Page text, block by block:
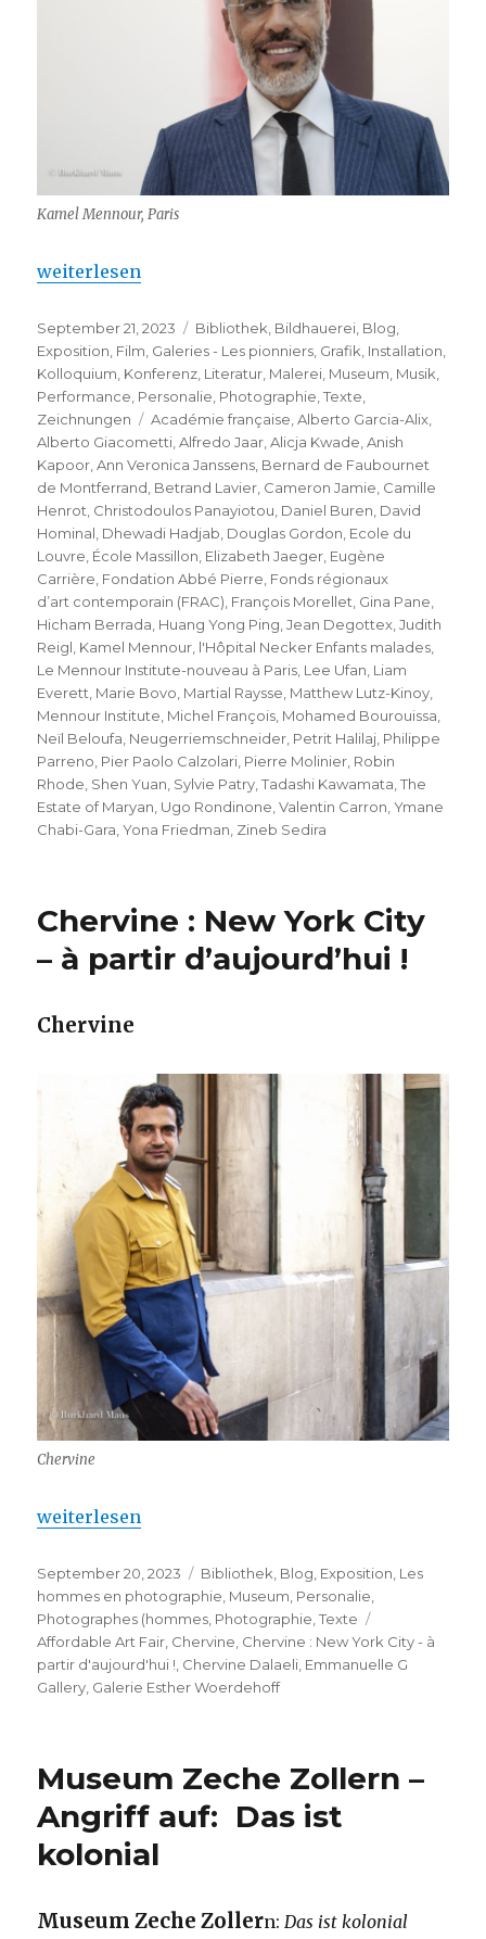
Kamel Mennour, Paris
„Le Mennour Institute – nouveau à Paris“
weiterlesen
Veröffentlicht
am
September 21, 2023 Kategorien
Bibliothek, Bildhauerei, Blog,
Exposition, Film, Galeries - Les pionniers, Grafik, Installation,
Kolloquium, Konferenz, Literatur, Malerei, Museum, Musik,
Performance, Personalie, Photographie,Texte,
Zeichnungen
Schlagwörter
Académie française,Alberto Garcia-Alix,
Alberto Giacometti,Alfredo Jaar,Alicja Kwade,Anish
Kapoor,Ann Veronica Janssens, Bernard de Faubournet
de Montferrand, Betrand Lavier, Cameron Jamie, Camille
Henrot, Christodoulos Panayiotou, Daniel Buren, David
Hominal, Dhewadi Hadjab, Douglas Gordon, Ecole du
Louvre, École Massillon, Elizabeth Jaeger, Eugène
Carrière, Fondation Abbé Pierre, Fonds régionaux
d’art contemporain (FRAC), François Morellet, Gina Pane,
Hicham Berrada, Huang Yong Ping,Jean Degottex,Judith
Reigl, Kamel Mennour, l'Hôpital Necker Enfants malades,
Le Mennour Institute-nouveau à Paris, Lee Ufan, Liam
Everett, Marie Bovo, Martial Raysse, Matthew Lutz-Kinoy,
Mennour Institute, Michel François, Mohamed Bourouissa,
Neïl Beloufa, Neugerriemschneider, Petrit Halilaj, Philippe
Parreno, Pier Paolo Calzolari, Pierre Molinier, Robin
Rhode, Shen Yuan, Sylvie Patry,Tadashi Kawamata,The
Estate of Maryan, Ugo Rondinone,Valentin Carron,Ymane
Chabi-Gara,Yona Friedman, Zineb Sedira
Chervine : New York City
– à partir d’aujourd’hui !
Chervine
Chervine
„Chervine : New York City – à partir d’aujourd’hui !“
weiterlesen
Veröffentlicht
am
September 20, 2023 Kategorien
Bibliothek Blog Exposition Les
hommes en photographie Museum Personalie
Photographes (hommes Photographie ,Texte
Affordable Art Fair Chervine Chervine : New York City - à
partir d'aujourd'hui ! Chervine Dalaeli Emmanuelle G
Gallery Galerie Esther Woerdehoff
Museum Zeche Zollern –
Angriff auf: Das ist
kolonial
Museum Zeche Zollern:Das ist kolonial